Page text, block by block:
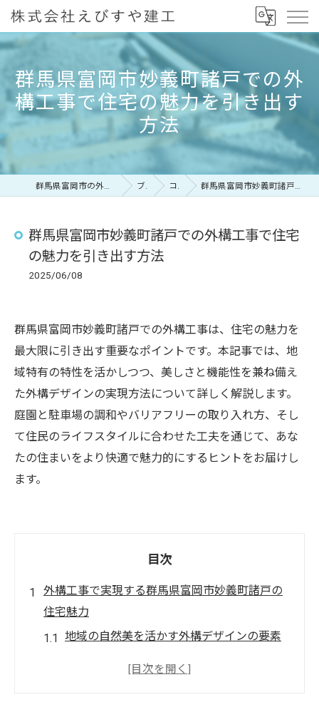
群馬県富岡市妙義町諸戸での外
構工事で住宅の魅力を引き出す
方法
群馬県富岡市の外構工事なら株式会社えびすや建工 ブログ コラム 群馬県富岡市妙義町諸戸での外構工事で住宅の魅力を引き出す方法
群馬県富岡市妙義町諸戸での外構工事で住宅
の魅力を引き出す方法
2025/06/08
群馬県富岡市妙義町諸戸での外構工事は、住宅の魅力を
最大限に引き出す重要なポイントです。本記事では、地
域特有の特性を活かしつつ、美しさと機能性を兼ね備え
た外構デザインの実現方法について詳しく解説します。
庭園と駐車場の調和やバリアフリーの取り入れ方、そし
て住民のライフスタイルに合わせた工夫を通じて、あな
たの住まいをより快適で魅力的にするヒントをお届けし
ます。
目次
外構工事で実現する群馬県富岡市妙義町諸戸の
住宅魅力
地域の自然美を活かす外構デザインの要素
住環境向上を目的とした外構の機能性